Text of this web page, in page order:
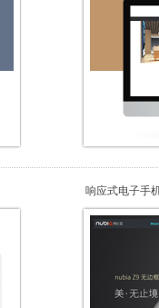
响应式电子手